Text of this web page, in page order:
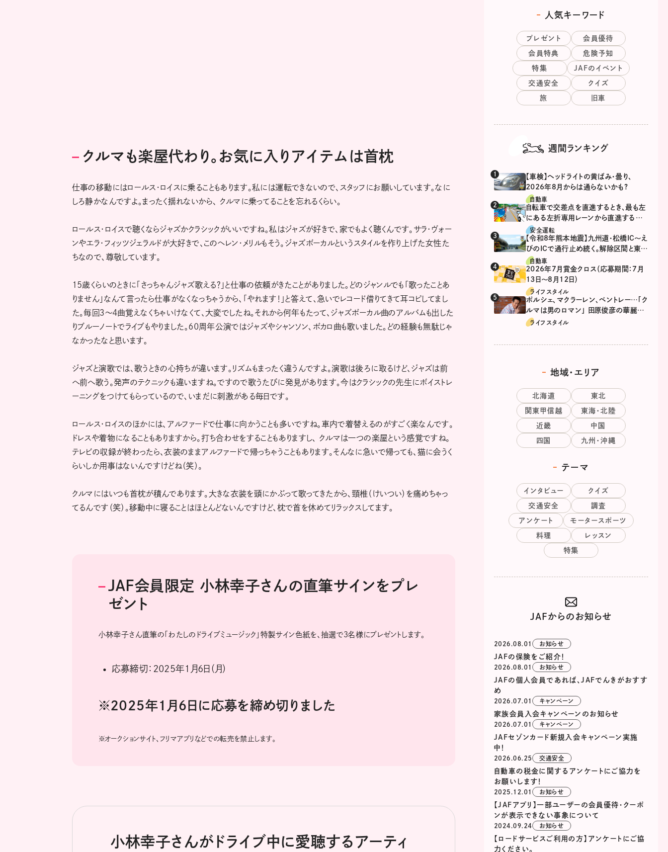
クルマも楽屋代わり。お気に入りアイテムは首枕
仕事の移動にはロールス・ロイスに乗ることもあります。私には運転できないので、スタッフにお願いしています。なに
しろ静かなんですよ。まったく揺れないから、 クルマに乗ってることを忘れるくらい。
ロールス・ロイスで聴くならジャズかクラシックがいいですね。私はジャズが好きで、家でもよく聴くんです。サラ・ヴォー
ンやエラ・フィッツジェラルドが大好きで、このヘレン・メリルもそう。ジャズボーカルというスタイルを作り上げた女性た
ちなので、尊敬しています。
15歳くらいのときに「さっちゃんジャズ歌える？」と仕事の依頼がきたことがありました。どのジャンルでも「歌ったことあ
りません」なんて言ったら仕事がなくなっちゃうから、「やれます！」と答えて、急いでレコード借りてきて耳コピしてまし
た。毎回3〜4曲覚えなくちゃいけなくて、大変でしたね。それから何年もたって、ジャズボーカル曲のアルバムも出した
りブルーノートでライブもやりました。60周年公演ではジャズやシャンソン、ボカロ曲も歌いました。どの経験も無駄じゃ
なかったなと思います。
ジャズと演歌では、歌うときの心持ちが違います。リズムもまったく違うんですよ。演歌は後ろに取るけど、ジャズは前
へ前へ歌う。発声のテクニックも違いますね。ですので歌うたびに発見があります。今はクラシックの先生にボイストレ
ーニングをつけてもらっているので、いまだに刺激がある毎日です。
ロールス・ロイスのほかには、アルファードで仕事に向かうことも多いですね。車内で着替えるのがすごく楽なんです。
ドレスや着物になることもありますから。打ち合わせをすることもありますし、 クルマは一つの楽屋という感覚ですね。
テレビの収録が終わったら、衣装のままアルファードで帰っちゃうこともあります。そんなに急いで帰っても、猫に会うく
らいしか用事はないんですけどね（笑）。
クルマにはいつも首枕が積んであります。大きな衣装を頭にかぶって歌ってきたから、頸椎（けいつい）を痛めちゃっ
てるんです（笑）。移動中に寝ることはほとんどないんですけど、枕で首を休めてリラックスしてます。
JAF会員限定 小林幸子さんの直筆サインをプレ
ゼント
小林幸子さん直筆の「わたしのドライブミュージック」特製サイン色紙を、抽選で3名様にプレゼントします。
応募締切：2025年1月6日（月）
※2025年1月6日に応募を締め切りました
※オークションサイト、フリマアプリなどでの転売を禁止します。
小林幸子さんがドライブ中に愛聴するアーティ
人気キーワード
プレゼント 会員優待
会員特典 危険予知
特集 JAFのイベント
交通安全 クイズ
旅 旧車
週間ランキング
【車検】ヘッドライトの黄ばみ・曇り、
2026年8月からは通らないかも?
自動車
自転車で交差点を直進するとき、最も左
にある左折専用レーンから直進するの
は、違反？
安全運転
【令和8年熊本地震】九州道・松橋IC～え
びのICで通行止め続く。解除区間と東九
州道の迂回ルート
自動車
2026年7月賞金クロス（応募期間：7月
13日～8月12日）
ライフスタイル
ポルシェ、マクラーレン、ベントレー…「ク
ルマは男のロマン」 田原俊彦の華麗な
る愛車遍歴
ライフスタイル
地域・エリア
北海道 東北
関東甲信越 東海・北陸
近畿 中国
四国 九州・沖縄
テーマ
インタビュー クイズ
交通安全 調査
アンケート モータースポーツ
料理 レッスン
特集
JAFからのお知らせ
2026.08.01 お知らせ
JAFの保険をご紹介！
2026.08.01 お知らせ
JAFの個人会員であれば、JAFでんきがおすす
め
2026.07.01 キャンペーン
家族会員入会キャンペーンのお知らせ
2026.07.01 キャンペーン
JAFセゾンカード新規入会キャンペーン実施
中！
2026.06.25 交通安全
自動車の税金に関するアンケートにご協力を
お願いします！
2025.12.01 お知らせ
【JAFアプリ】一部ユーザーの会員優待・クーポ
ンが表示できない事象について
2024.09.24 お知らせ
【ロードサービスご利用の方】アンケートにご協
力ください。